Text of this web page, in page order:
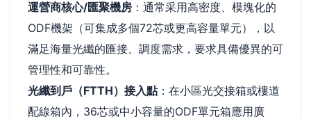
運營商核心/匯聚機房 ：通常采用高密度、模塊化的
ODF機架（可集成多個72芯或更高容量單元），以
滿足海量光纖的匯接、調度需求，要求具備優異的可
管理性和可靠性。
光纖到戶（FTTH）接入點：在小區光交接箱或樓道
配線箱內，36芯或中小容量的ODF單元箱應用廣